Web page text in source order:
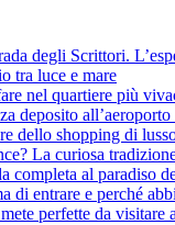
degli Scrittori.
tra luce e mare
nel quartiere più
deposito all’aeroporto
dello shopping di
La curiosa
al paradiso
di entrare e perché
perfette da visitare